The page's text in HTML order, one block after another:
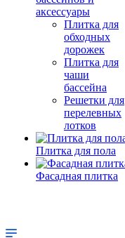
аксессуары
Плитка для
обходных
дорожек
Плитка для
чаши
бассейна
Решетки для
перелевных
лотков
Плитка для пола
Фасадная плитка